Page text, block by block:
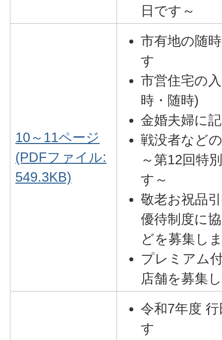
日です～
10～11ページ
(PDFファイル:
549.3KB)
市有地の随
す
市営住宅の
時・随時)
金婚夫婦に
戦没者など
～第12回特
す～
敬老お祝品
優待制度に
どを募集し
プレミアム
店舗を募集
令和7年度
す